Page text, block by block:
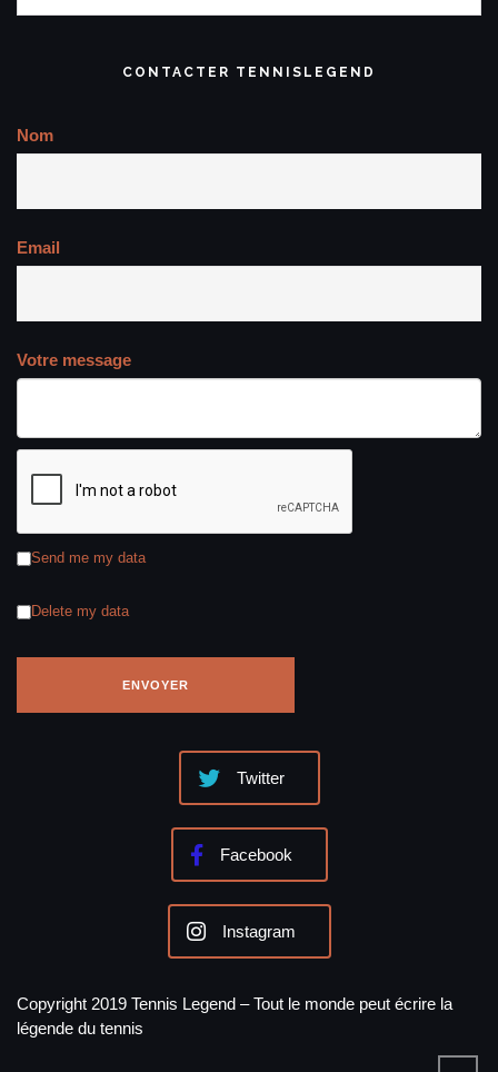
CONTACTER TENNISLEGEND
Nom
Email
Votre message
Send me my data
Delete my data
Twitter
Facebook
Instagram
Copyright 2019 Tennis Legend – Tout le monde peut écrire la
légende du tennis